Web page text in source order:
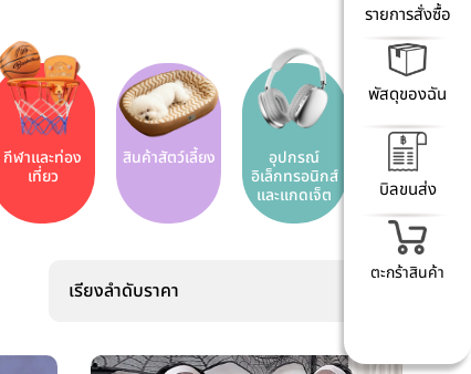
รายการสั่งซื้อ
พัสดุของฉัน
บิลขนส่ง
ตะกร้าสินค้า
กีฬาและท่อง
เที่ยว
สินค้าสัตว์เลี้ยง
อุปกรณ์
อิเล็กทรอนิกส์
และแกดเจ็ต
เรียงลำดับราคา